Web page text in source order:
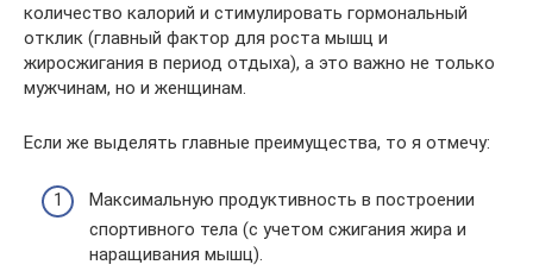
количество калорий и стимулировать гормональный
отклик (главный фактор для роста мышц и
жиросжигания в период отдыха), а это важно не только
мужчинам, но и женщинам.
Если же выделять главные преимущества, то я отмечу:
Максимальную продуктивность в построении
спортивного тела (с учетом сжигания жира и
наращивания мышц).